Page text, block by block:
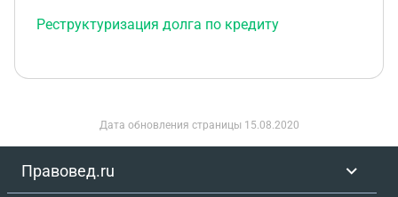
Реструктуризация долга по кредиту
Дата обновления страницы 15.08.2020
Правовед.ru